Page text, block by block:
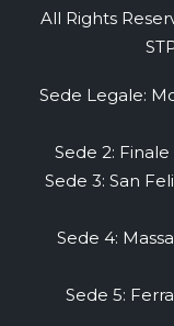
All Rights
Sede Legale:
Sede 2: Finale
Sede 3: San
Sede 4:
Sede 5: